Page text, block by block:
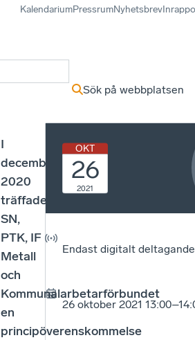
KalendariumPressrumNyhetsbrev
Sök på webbplatsen
OKT
26
2021
Endast digitalt deltagande
26 oktober 2021
I
december
2020
träffade
SN,
PTK, IF
Metall
och
Kommunalarbetarförbundet
en
principöverenskommelse